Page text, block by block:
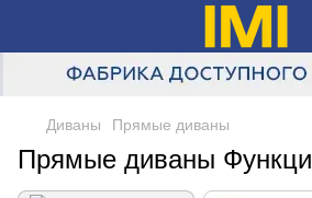
Диваны Прямые диваны
Прямые диваны